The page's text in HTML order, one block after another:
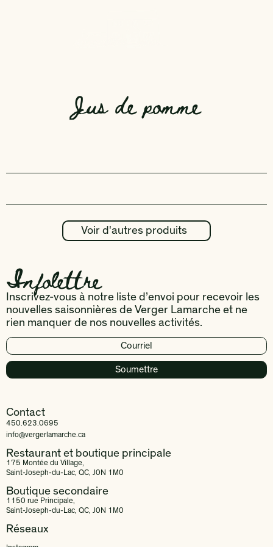
Jus de pomme
Voir d'autres produits
Infolettre
Inscrivez-vous à notre liste d’envoi pour recevoir les
nouvelles saisonnières de Verger Lamarche et ne
rien manquer de nos nouvelles activités.
Contact
450.623.0695
info@vergerlamarche.ca
Restaurant et boutique principale
175 Montée du Village,
Saint-Joseph-du-Lac, QC, J0N 1M0
Boutique secondaire
1150 rue Principale,
Saint-Joseph-du-Lac, QC, J0N 1M0
Réseaux